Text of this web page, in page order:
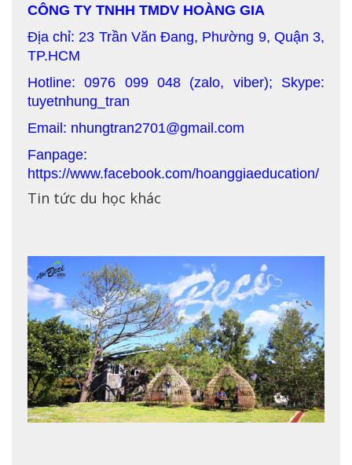
CÔNG TY TNHH TMDV HOÀNG GIA
Địa chỉ: 23 Trần Văn Đang, Phường 9, Quận 3,
TP.HCM
Hotline: 0976 099 048 (zalo, viber); Skype:
tuyetnhung_tran
Email: nhungtran2701@gmail.com
Fanpage:
https://www.facebook.com/hoanggiaeducation/
Tin tức du học khác